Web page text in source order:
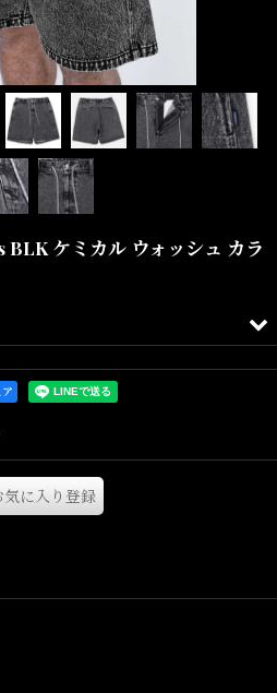
ケミカル ウォッシュ カラ
ラーデニムショーツ
ライトコットンデニムを使用し、
色落ち／アタリ感を引き出していま
す。
履けるオリジナルシルエットです。
気に入り登録